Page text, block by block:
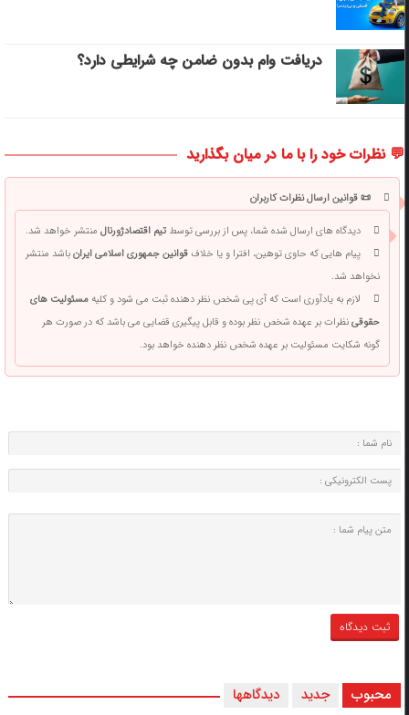
دریافت وام بدون ضامن چه شرایطی دارد؟
💬 نظرات خود را با ما در میان بگذارید
📜 قوانین ارسال نظرات کاربران
دیدگاه های ارسال شده شما، پس از بررسی توسطتیم اقتصادژورنالمنتشر خواهد شد.
پیام هایی که حاوی توهین، افترا و یا خلافقوانین جمهوری اسلامی ایرانباشد منتشر
نخواهد شد.
لازم به یادآوری است که آی پی شخص نظر دهنده ثبت می شود و کلیهمسئولیت های
حقوقینظرات بر عهده شخص نظر بوده و قابل پیگیری قضایی می باشد که در صورت هر
گونه شکایت مسئولیت بر عهده شخص نظر دهنده خواهد بود.
محبوب جدید دیدگاهها